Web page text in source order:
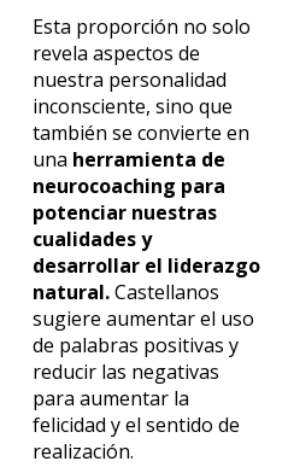
Esta proporción no solo
revela aspectos de
nuestra personalidad
inconsciente, sino que
también se convierte en
una herramienta de
neurocoaching para
potenciar nuestras
cualidades y
desarrollar el liderazgo
natural.Castellanos
sugiere aumentar el uso
de palabras positivas y
reducir las negativas
para aumentar la
felicidad y el sentido de
realización.